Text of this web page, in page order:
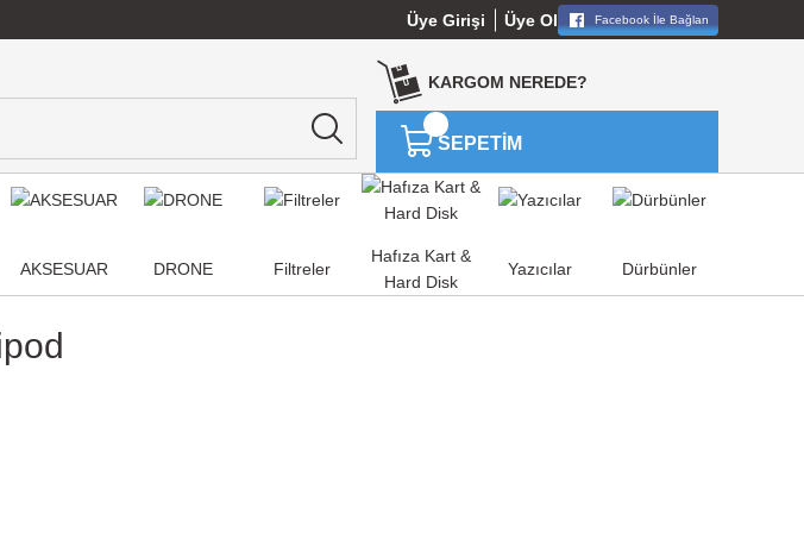
Üye Girişi Üye Ol Facebook İle Bağlan
KARGOM NEREDE?
SEPETİM
AKSESUAR DRONE Filtreler
Hafıza Kart &
Hard Disk
Yazıcılar Dürbünler